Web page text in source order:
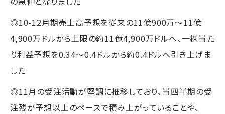
◎10-12月期売上高予想を従来の11億900万～11億
4,900万ドルから上限の約11億4,900万ドルへ、一株当た
り利益予想を0.34～0.4ドルから約0.4ドルへ引き上げま
した
◎11月の受注活動が堅調に推移しており、当四半期の受
注残が予想以上のペースで積み上がっていることや、